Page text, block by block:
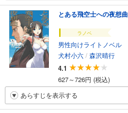
とある飛空士への夜想曲
ラノベ
男性向けライトノベル
犬村小六 / 森沢晴行
4.1
627～726円 (税込)
あらすじを表示する